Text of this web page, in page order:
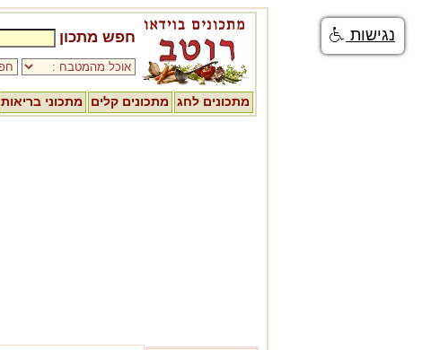
חפש מתכון
מתכונים לחג מתכונים קלים מתכוני בריאות
נגישות